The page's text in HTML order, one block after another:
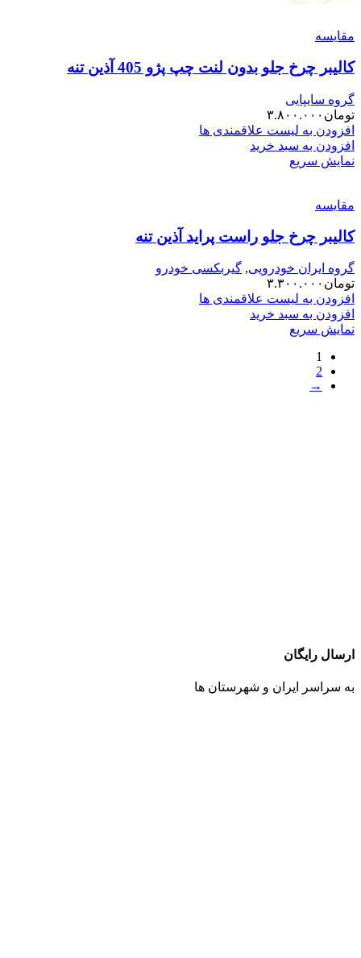
مقایسه
کالیبر چرخ جلو بدون لنت چپ پژو 405 آذین تنه
گروه سایپایی
تومان ۳.۸۰۰.۰۰۰
افزودن به لیست علاقمندی ها
افزودن به سبد خرید
نمایش سریع
مقایسه
کالیبر چرخ جلو راست پراید آذین تنه
گروه ایران خودرویی, گیربکسی خودرو
تومان ۳.۳۰۰.۰۰۰
افزودن به لیست علاقمندی ها
افزودن به سبد خرید
نمایش سریع
1
2
→
ارسال رایگان
به سراسر ایران و شهرستان ها